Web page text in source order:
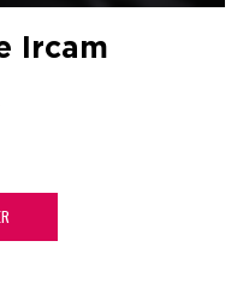
Ircam